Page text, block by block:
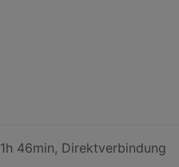
1h 46min, Direktverbindung